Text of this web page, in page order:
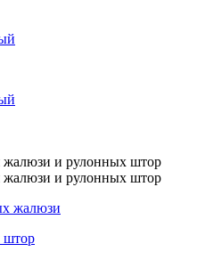
жалюзи и рулонных штор
жалюзи и рулонных штор
жалюзи
штор